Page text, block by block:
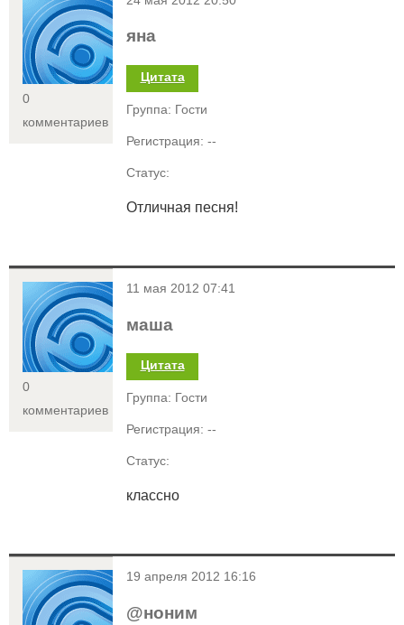
0
комментариев
яна
Цитата
Группа: Гости
Регистрация: --
Статус:
Отличная песня!
<
0
комментариев
11 мая 2012 07:41
маша
Цитата
Группа: Гости
Регистрация: --
Статус:
классно
< 19 апреля 2012 16:16
@ноним